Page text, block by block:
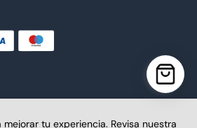
| Administrado por Grupo
mejorar tu experiencia. Revisa nuestra